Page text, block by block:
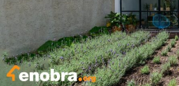
Tipo de obra